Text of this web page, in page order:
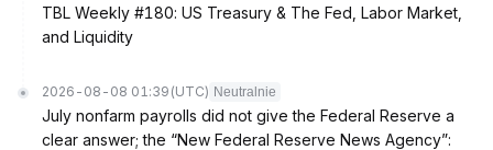
TBL Weekly #180: US Treasury & The Fed, Labor Market,
and Liquidity
2026-08-08 01:39 (UTC) Neutralnie
July nonfarm payrolls did not give the Federal Reserve a
clear answer; the “New Federal Reserve News Agency”: